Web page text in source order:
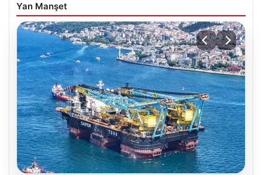
Yan Manşet